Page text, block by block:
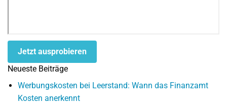
Jetzt ausprobieren
Neueste Beiträge
Werbungskosten bei Leerstand: Wann das Finanzamt
Kosten anerkennt